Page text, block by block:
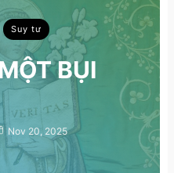
Suy tư
BỤI
Nov 20, 2025